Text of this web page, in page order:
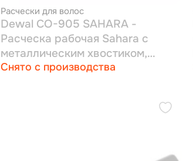
Расчески для волос
Dewal CO-905 SAHARA -
Расческа рабочая Sahara с
металлическим хвостиком,
бежевая 22см
Снято с производства